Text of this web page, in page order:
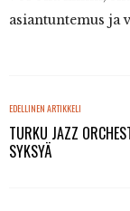
asiantuntemus ja
EDELLINEN ARTIKKELI
TURKU JAZZ
SYKSYÄ